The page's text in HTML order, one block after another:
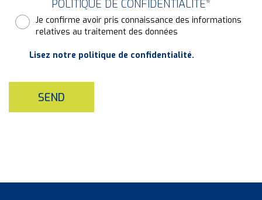
POLITIQUE DE CONFIDENTIALITÉ*
Je confirme avoir pris connaissance des informations
relatives au traitement des données
Lisez notre politique de confidentialité.
SEND